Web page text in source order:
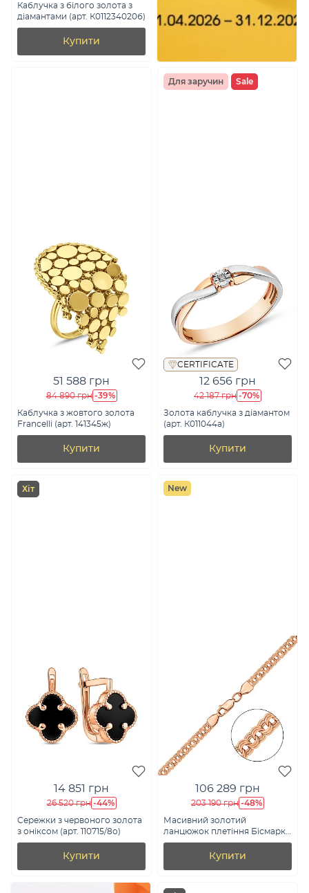
Каблучка з білого золота з
діамантами (арт. К011234020б)
Купити
51 588 грн
84 890 грн -39%
Каблучка з жовтого золота
Francelli (арт. 141345ж)
Купити
Для заручин Sale
CERTIFICATE
12 656 грн
42 187 грн -70%
Золота каблучка з діамантом
(арт. К011044а)
Купити
Хіт
14 851 грн
26 520 грн -44%
Сережки з червоного золота
з оніксом (арт. 110715/8о)
Купити
New
106 289 грн
203 190 грн -48%
Масивний золотий
ланцюжок плетіння Бісмарк
(арт. цр3004-050)
Купити